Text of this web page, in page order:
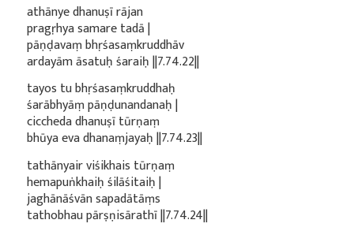
athānye dhanuṣī rājan
pragṛhya samare tadā |
pāṇḍavaṃ bhṛśasaṃkruddhāv
ardayām āsatuḥ śaraiḥ ||7.74.22||
tayos tu bhṛśasaṃkruddhaḥ
śarābhyāṃ pāṇḍunandanaḥ |
ciccheda dhanuṣī tūrṇaṃ
bhūya eva dhanaṃjayaḥ ||7.74.23||
tathānyair viśikhais tūrṇaṃ
hemapuṅkhaiḥ śilāśitaiḥ |
jaghānāśvān sapadātāṃs
tathobhau pārṣṇisārathī ||7.74.24||